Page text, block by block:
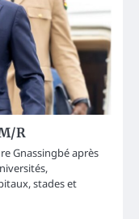
R
Gnassingbé après
stades et